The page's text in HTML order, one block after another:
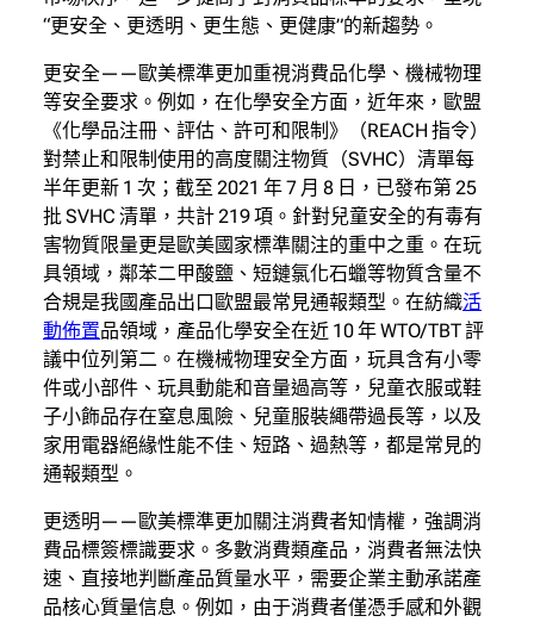
“更安全、更透明、更生態、更健康”的新趨勢。
更安全——歐美標準更加重視消費品化學、機械物理
等安全要求。例如，在化學安全方面，近年來，歐盟
《化學品注冊、評估、許可和限制》（REACH 指令）
對禁止和限制使用的高度關注物質（SVHC）清單每
半年更新 1 次；截至 2021 年 7 月 8 日，已發布第 25
批 SVHC 清單，共計 219 項。針對兒童安全的有毒有
害物質限量更是歐美國家標準關注的重中之重。在玩
具領域，鄰苯二甲酸鹽、短鏈氯化石蠟等物質含量不
合規是我國產品出口歐盟最常見通報類型。在紡織活
動佈置品領域，產品化學安全在近 10 年 WTO/TBT 評
議中位列第二。在機械物理安全方面，玩具含有小零
件或小部件、玩具動能和音量過高等，兒童衣服或鞋
子小飾品存在窒息風險、兒童服裝繩帶過長等，以及
家用電器絕緣性能不佳、短路、過熱等，都是常見的
通報類型。
更透明——歐美標準更加關注消費者知情權，強調消
費品標簽標識要求。多數消費類產品，消費者無法快
速、直接地判斷產品質量水平，需要企業主動承諾產
品核心質量信息。例如，由于消費者僅憑手感和外觀